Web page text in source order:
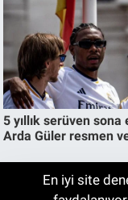
En iyi site